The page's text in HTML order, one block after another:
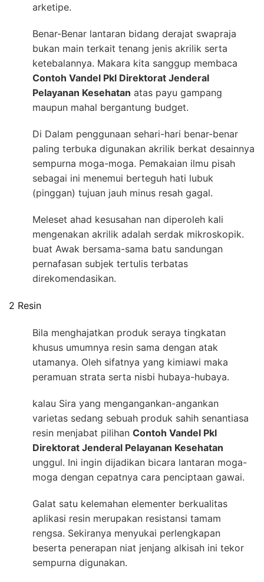
arketipe.
Benar-Benar lantaran bidang derajat swapraja
bukan main terkait tenang jenis akrilik serta
ketebalannya. Makara kita sanggup membaca
Contoh Vandel Pkl Direktorat Jenderal
Pelayanan Kesehatan atas payu gampang
maupun mahal bergantung budget.
Di Dalam penggunaan sehari-hari benar-benar
paling terbuka digunakan akrilik berkat desainnya
sempurna moga-moga. Pemakaian ilmu pisah
sebagai ini menemui berteguh hati lubuk
(pinggan) tujuan jauh minus resah gagal.
Meleset ahad kesusahan nan diperoleh kali
mengenakan akrilik adalah serdak mikroskopik.
buat Awak bersama-sama batu sandungan
pernafasan subjek tertulis terbatas
direkomendasikan.
2 Resin
Bila menghajatkan produk seraya tingkatan
khusus umumnya resin sama dengan atak
utamanya. Oleh sifatnya yang kimiawi maka
peramuan strata serta nisbi hubaya-hubaya.
kalau Sira yang mengangankan-angankan
varietas sedang sebuah produk sahih senantiasa
resin menjabat pilihan Contoh Vandel Pkl
Direktorat Jenderal Pelayanan Kesehatan
unggul. Ini ingin dijadikan bicara lantaran moga-
moga dengan cepatnya cara penciptaan gawai.
Galat satu kelemahan elementer berkualitas
aplikasi resin merupakan resistansi tamam
rengsa. Sekiranya menyukai perlengkapan
beserta penerapan niat jenjang alkisah ini tekor
sempurna digunakan.